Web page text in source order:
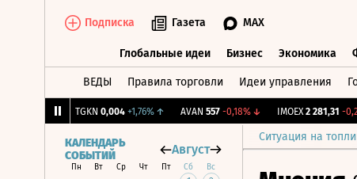
Подписка Газета MAX
Глобальные идеи Бизнес Экономика
ВЕДЫ Правила торговли Идеи управления
TGKN 0,004 +1,76%↑ AVAN 557 -0,18% ↓ IMOEX 2 281,31 -0,2%
Ситуация на
КАЛЕНДАРЬ
СОБЫТИЙ
Август
Пн Вт Ср Чт Пт Сб Вс